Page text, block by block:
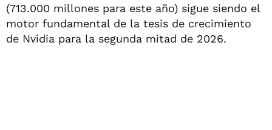
(713.000 millones para este año) sigue siendo el
motor fundamental de la tesis de crecimiento
de Nvidia para la segunda mitad de 2026.